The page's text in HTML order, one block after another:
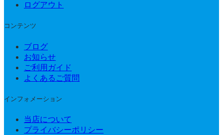
ログアウト
コンテンツ
ブログ
お知らせ
ご利用ガイド
よくあるご質問
インフォメーション
当店について
プライバシーポリシー